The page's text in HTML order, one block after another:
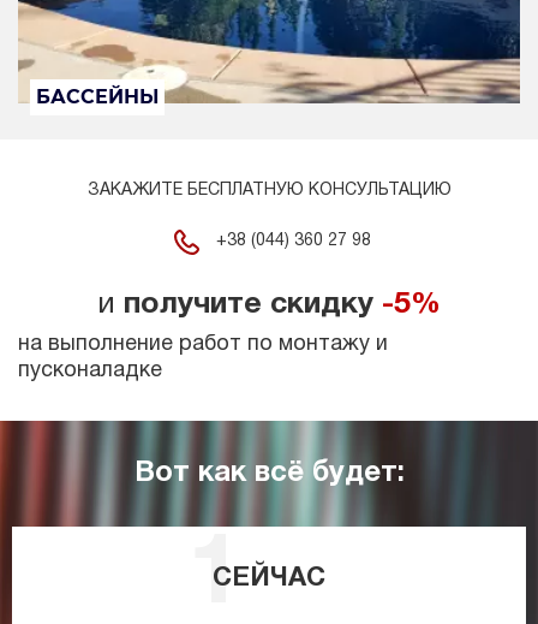
БАССЕЙНЫ
ЗАКАЖИТЕ БЕСПЛАТНУЮ КОНСУЛЬТАЦИЮ
+38 (044) 360 27 98
и получите скидку -5%
на выполнение работ по монтажу и
пусконаладке
Вот как всё будет:
СЕЙЧАС